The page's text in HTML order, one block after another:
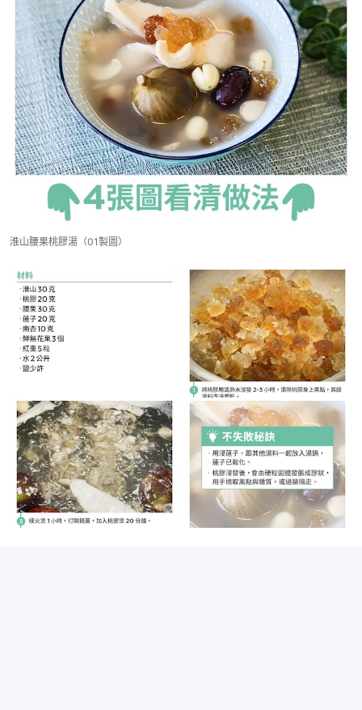
淮山腰果桃膠湯（01製圖）